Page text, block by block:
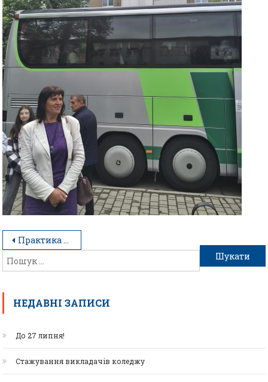
Практика студентів у готелях Hyatt Болгарії
НЕДАВНІ ЗАПИСИ
До 27 липня!
Стажування викладачів коледжу